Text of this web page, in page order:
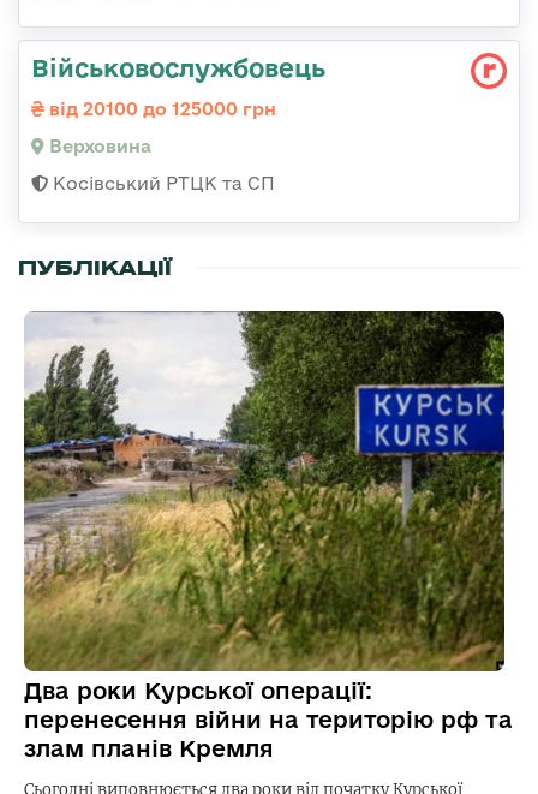
Військовослужбовець
від 20100 до 125000 грн
Верховина
Косівський РТЦК та СП
ПУБЛІКАЦІЇ
Два роки Курської операції:
перенесення війни на територію рф та
злам планів Кремля
Сьогодні виповнюється два роки від початку Курської